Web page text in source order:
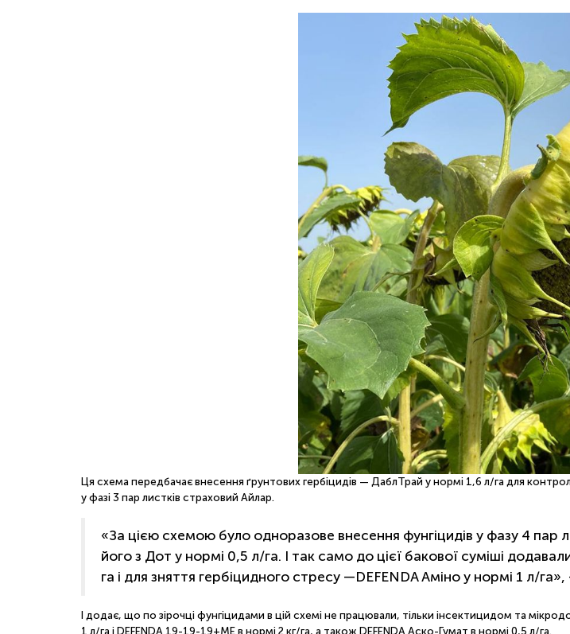
Ця схема передбачає внесення ґрунтових гербіцидів — ДаблТрай у нормі 1,6 л/га для
у фазі 3 пар листків страховий Айлар.
«За цією схемою було одноразове внесення фунгіцидів у фазу 4
його з Дот у нормі 0,5 л/га. І так само до цієї бакової суміші
га і для зняття гербіцидного стресу —DEFENDA Аміно у нормі 1 л/
І додає, що по зірочці фунгіцидами в цій схемі не працювали, тільки інсектицидом та
1 л/га і DEFENDA 19-19-19+МЕ в нормі 2 кг/га, а також DEFENDA Аско-Гумат в нормі 0,5 л/га.